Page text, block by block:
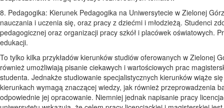
8. Pedagogika: Kierunek Pedagogika na Uniwersytecie w Zielonej
nauczania i uczenia się, oraz pracy z dziećmi i młodzieżą. Studenci
pedagogicznej oraz organizacji pracy szkół i placówek oświatowych.
edukacji.
To tylko kilka przykładów kierunków studiów oferowanych w Zielonej
również umożliwiają pisanie ciekawych i wartościowych prac
studenta. Jednakże studiowanie specjalistycznych kierunków wiąże
kierunkach wymagą znaczącej wiedzy, jak również przeprowadzenia
odpowiednie jej opracowanie. Niemniej jednak napisanie pracy